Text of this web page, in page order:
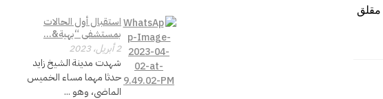
مقلق
استقبال أول الحالات
بمستشفى “بهية&...
2 أبريل، 2023
شهدت مدينة الشيخ زايد
حدثا مهما مساء الخميس
الماضي، وهو ...